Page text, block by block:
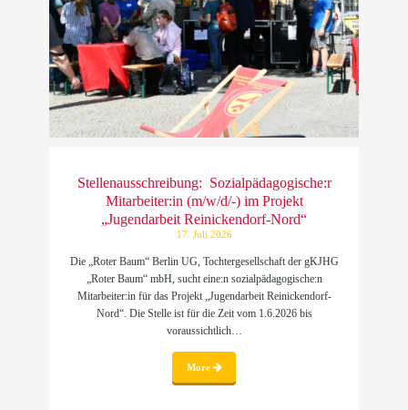
Stellenausschreibung: Sozialpädagogische:r
Mitarbeiter:in (m/w/d/-) im Projekt
„Jugendarbeit Reinickendorf-Nord“
17. Juli 2026
Die „Roter Baum“ Berlin UG, Tochtergesellschaft der gKJHG
„Roter Baum“ mbH, sucht eine:n sozialpädagogische:n
Mitarbeiter:in für das Projekt „Jugendarbeit Reinickendorf-
Nord“. Die Stelle ist für die Zeit vom 1.6.2026 bis
voraussichtlich…
More